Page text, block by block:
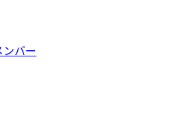
バー